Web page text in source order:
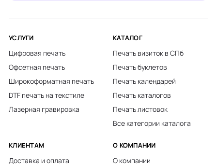
УСЛУГИ
Цифровая печать
Офсетная печать
Широкоформатная печать
DTF печать на текстиле
Лазерная гравировка
КАТАЛОГ
Печать визиток в СПб
Печать буклетов
Печать календарей
Печать каталогов
Печать листовок
Все категории каталога
КЛИЕНТАМ
Доставка и оплата
О КОМПАНИИ
О компании